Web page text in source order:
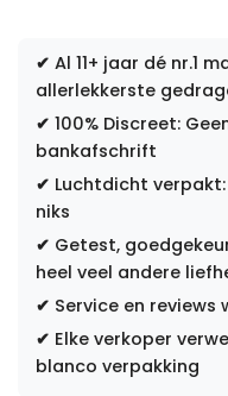
✔ Al 11+ jaar dé nr.1
allerlekkerste
✔ 100% Discreet:
bankafschrift
✔ Luchtdicht
niks
✔ Getest,
heel veel andere
✔ Service en
✔ Elke verkoper
blanco verpakking